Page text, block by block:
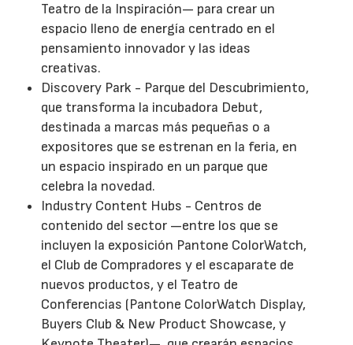
Teatro de la Inspiración— para crear un
espacio lleno de energía centrado en el
pensamiento innovador y las ideas
creativas.
Discovery Park - Parque del Descubrimiento,
que transforma la incubadora Debut,
destinada a marcas más pequeñas o a
expositores que se estrenan en la feria, en
un espacio inspirado en un parque que
celebra la novedad.
Industry Content Hubs - Centros de
contenido del sector —entre los que se
incluyen la exposición Pantone ColorWatch,
el Club de Compradores y el escaparate de
nuevos productos, y el Teatro de
Conferencias (Pantone ColorWatch Display,
Buyers Club & New Product Showcase, y